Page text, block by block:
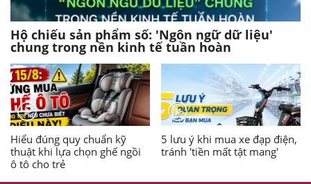
Hộ chiếu sản phẩm số: 'Ngôn ngữ dữ liệu'
chung trong nền kinh tế tuần hoàn
Hiểu đúng quy chuẩn kỹ
thuật khi lựa chọn ghế ngồi
ô tô cho trẻ
5 lưu ý khi mua xe đạp điện,
tránh 'tiền mất tật mang'